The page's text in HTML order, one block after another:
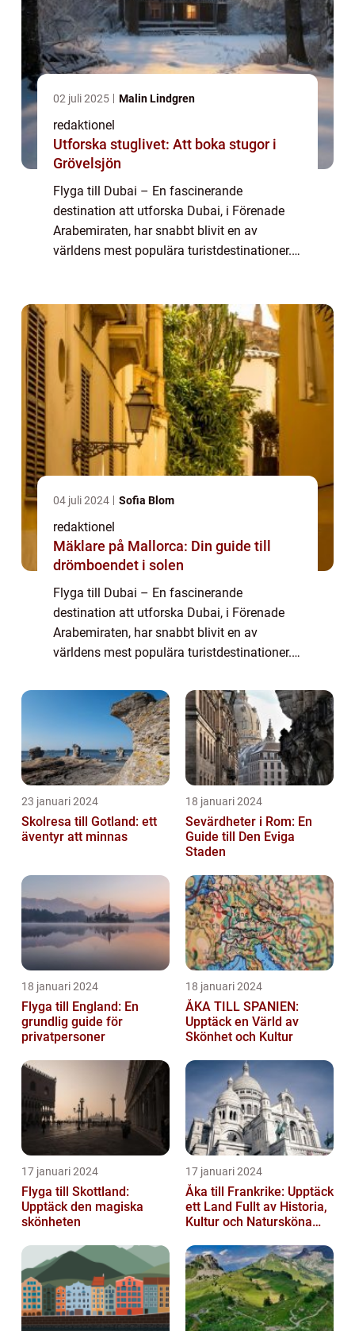
02 juli 2025 Malin Lindgren
redaktionel
Utforska stuglivet: Att boka stugor i
Grövelsjön
Flyga till Dubai – En fascinerande
destination att utforska Dubai, i Förenade
Arabemiraten, har snabbt blivit en av
världens mest populära turistdestinationer.
shoppingmöjligheter er...
04 juli 2024 Sofia Blom
redaktionel
Mäklare på Mallorca: Din guide till
drömboendet i solen
Flyga till Dubai – En fascinerande
destination att utforska Dubai, i Förenade
Arabemiraten, har snabbt blivit en av
världens mest populära turistdestinationer.
arkitektur och oslagbara
shoppingmöjligheter er...
23 januari 2024
Skolresa till Gotland: ett
äventyr att minnas
18 januari 2024
Sevärdheter i Rom: En
Guide till Den Eviga
Staden
18 januari 2024
Flyga till England: En
grundlig guide för
privatpersoner
18 januari 2024
ÅKA TILL SPANIEN:
Upptäck en Värld av
Skönhet och Kultur
17 januari 2024
Flyga till Skottland:
Upptäck den magiska
skönheten
17 januari 2024
Åka till Frankrike: Upptäck
ett Land Fullt av Historia,
Kultur och Natursköna